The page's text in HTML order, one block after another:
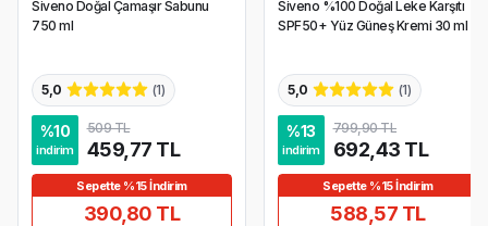
Siveno Doğal Çamaşır Sabunu
750 ml
5,0 (1)
%10
indirim
509 TL
459,77 TL
Sepette %15 İndirim
390,80 TL
Siveno %100 Doğal Leke Karşıtı
SPF50+ Yüz Güneş Kremi 30 ml
5,0 (1)
%13
indirim
799,90 TL
692,43 TL
Sepette %15 İndirim
588,57 TL